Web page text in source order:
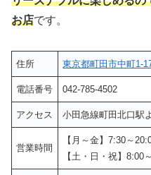
お店です。
住所 東京都町田市中町1-
電話番号 042-785-4502
アクセス 小田急線町田北口駅
営業時間
【月～金】7:30～
【土・日・祝】8:00